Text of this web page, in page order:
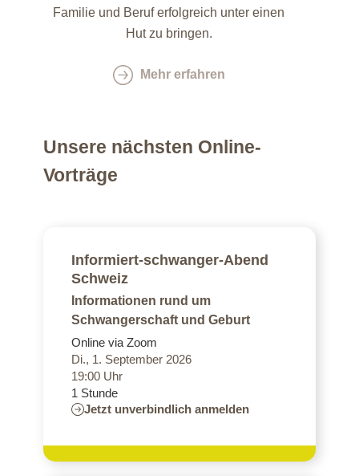
Familie und Beruf erfolgreich unter einen
Hut zu bringen.
Mehr erfahren
Unsere nächsten Online-
Vorträge
Informiert-schwanger-Abend
Schweiz
Informationen rund um
Schwangerschaft und Geburt
Online via Zoom
Di., 1. September 2026
19:00 Uhr
1 Stunde
Jetzt unverbindlich anmelden